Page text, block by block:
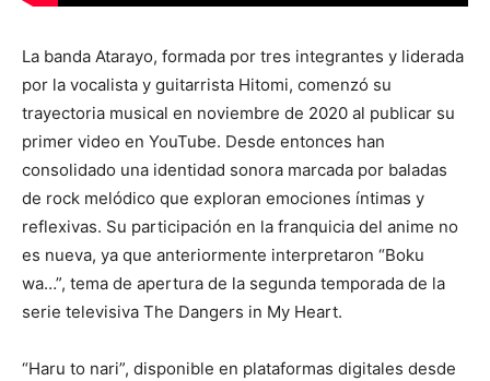
La banda Atarayo, formada por tres integrantes y liderada
por la vocalista y guitarrista Hitomi, comenzó su
trayectoria musical en noviembre de 2020 al publicar su
primer video en YouTube. Desde entonces han
consolidado una identidad sonora marcada por baladas
de rock melódico que exploran emociones íntimas y
reflexivas. Su participación en la franquicia del anime no
es nueva, ya que anteriormente interpretaron “Boku
wa…”, tema de apertura de la segunda temporada de la
serie televisiva The Dangers in My Heart.
“Haru to nari”, disponible en plataformas digitales desde